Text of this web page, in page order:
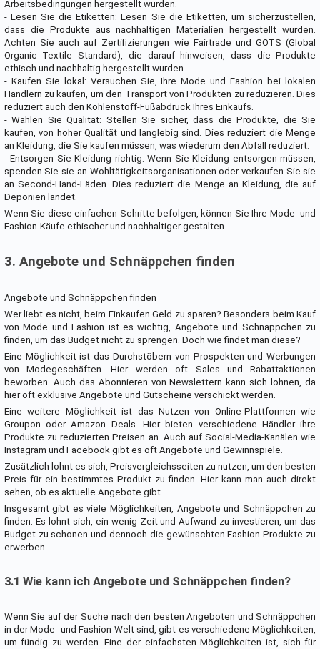
Arbeitsbedingungen hergestellt wurden.
- Lesen Sie die Etiketten: Lesen Sie die Etiketten, um sicherzustellen,
dass die Produkte aus nachhaltigen Materialien hergestellt wurden.
Achten Sie auch auf Zertifizierungen wie Fairtrade und GOTS (Global
Organic Textile Standard), die darauf hinweisen, dass die Produkte
ethisch und nachhaltig hergestellt wurden.
- Kaufen Sie lokal: Versuchen Sie, Ihre Mode und Fashion bei lokalen
Händlern zu kaufen, um den Transport von Produkten zu reduzieren. Dies
reduziert auch den Kohlenstoff-Fußabdruck Ihres Einkaufs.
- Wählen Sie Qualität: Stellen Sie sicher, dass die Produkte, die Sie
kaufen, von hoher Qualität und langlebig sind. Dies reduziert die Menge
an Kleidung, die Sie kaufen müssen, was wiederum den Abfall reduziert.
- Entsorgen Sie Kleidung richtig: Wenn Sie Kleidung entsorgen müssen,
spenden Sie sie an Wohltätigkeitsorganisationen oder verkaufen Sie sie
an Second-Hand-Läden. Dies reduziert die Menge an Kleidung, die auf
Deponien landet.
Wenn Sie diese einfachen Schritte befolgen, können Sie Ihre Mode- und
Fashion-Käufe ethischer und nachhaltiger gestalten.
3. Angebote und Schnäppchen finden
Angebote und Schnäppchen finden
Wer liebt es nicht, beim Einkaufen Geld zu sparen? Besonders beim Kauf
von Mode und Fashion ist es wichtig, Angebote und Schnäppchen zu
finden, um das Budget nicht zu sprengen. Doch wie findet man diese?
Eine Möglichkeit ist das Durchstöbern von Prospekten und Werbungen
von Modegeschäften. Hier werden oft Sales und Rabattaktionen
beworben. Auch das Abonnieren von Newslettern kann sich lohnen, da
hier oft exklusive Angebote und Gutscheine verschickt werden.
Eine weitere Möglichkeit ist das Nutzen von Online-Plattformen wie
Groupon oder Amazon Deals. Hier bieten verschiedene Händler ihre
Produkte zu reduzierten Preisen an. Auch auf Social-Media-Kanälen wie
Instagram und Facebook gibt es oft Angebote und Gewinnspiele.
Zusätzlich lohnt es sich, Preisvergleichsseiten zu nutzen, um den besten
Preis für ein bestimmtes Produkt zu finden. Hier kann man auch direkt
sehen, ob es aktuelle Angebote gibt.
Insgesamt gibt es viele Möglichkeiten, Angebote und Schnäppchen zu
finden. Es lohnt sich, ein wenig Zeit und Aufwand zu investieren, um das
Budget zu schonen und dennoch die gewünschten Fashion-Produkte zu
erwerben.
3.1 Wie kann ich Angebote und Schnäppchen finden?
Wenn Sie auf der Suche nach den besten Angeboten und Schnäppchen
in der Mode- und Fashion-Welt sind, gibt es verschiedene Möglichkeiten,
um fündig zu werden. Eine der einfachsten Möglichkeiten ist, sich für